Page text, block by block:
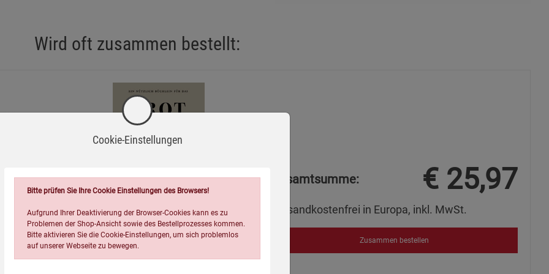
oder Abnutzung. Verwenden Sie das Produkt nicht, wenn es
Pflegehinweisen, um eine lange Lebensdauer zu
für die sichere Handhabung heißer Feuertopfdeckel
regelmäßige Reinigung und Lagerung an einem trockenen
Bitte entsorgen Sie das Produkt am Ende seiner
Wird oft zusammen bestellt:
Becher Brot in der Not
9,99 €
= Gesamtsumme: € 25,97
Versandkostenfrei in Europa, inkl. MwSt.
Zusammen bestellen
Cookie-Einstellungen
Bitte prüfen Sie Ihre Cookie Einstellungen des Browsers!
Aufgrund Ihrer Deaktivierung der Browser-Cookies kann es zu
Problemen der Shop-Ansicht sowie des Bestellprozesses kommen.
Bitte aktivieren Sie die Cookie-Einstellungen, um sich problemlos
auf unserer Webseite zu bewegen.